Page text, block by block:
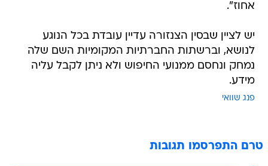
אחוז".
יש לציין שבסין הצנזורה עדיין עובדת בכל הנוגע
לנושא, וברשתות החברתיות המקומיות השם שלה
נמחק ונחסם ממנועי החיפוש ולא ניתן לקבל עליה
מידע.
פנג שוואי
טרם התפרסמו תגובות